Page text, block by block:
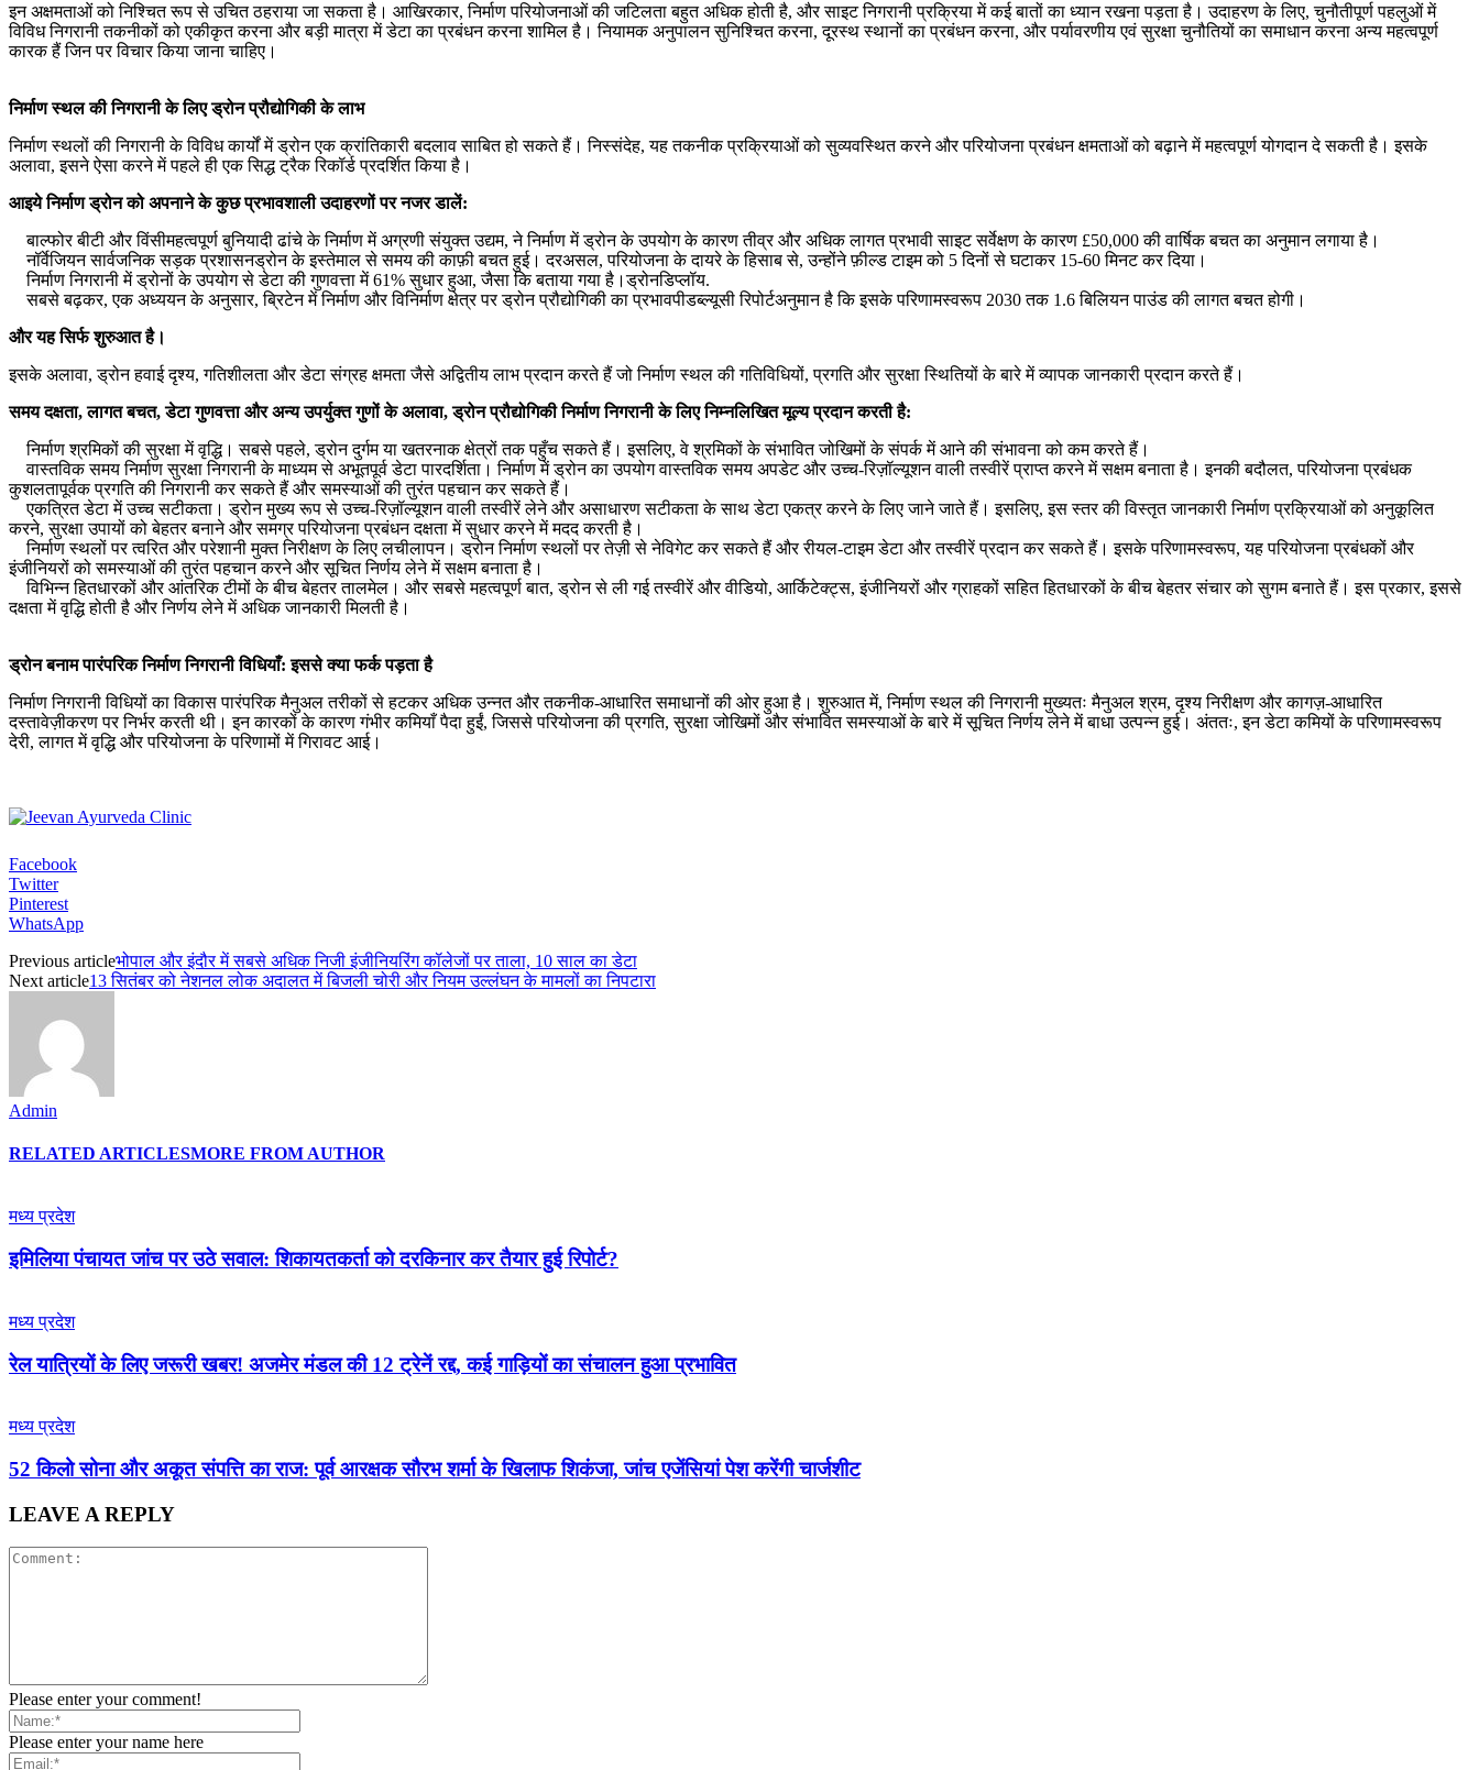
इन अक्षमताओं को निश्चित रूप से उचित ठहराया जा सकता है। आखिरकार, निर्माण परियोजनाओं की जटिलता बहुत अधिक होती है, और साइट निगरानी प्रक्रिया में कई बातों का ध्यान रखना पड़ता है। उदाहरण के लिए, चुनौतीपूर्ण पहलुओं में
विविध निगरानी तकनीकों को एकीकृत करना और बड़ी मात्रा में डेटा का प्रबंधन करना शामिल है। नियामक अनुपालन सुनिश्चित करना, दूरस्थ स्थानों का प्रबंधन करना, और पर्यावरणीय एवं सुरक्षा चुनौतियों का समाधान करना अन्य महत्वपूर्ण
कारक हैं जिन पर विचार किया जाना चाहिए।
निर्माण स्थल की निगरानी के लिए ड्रोन प्रौद्योगिकी के लाभ
निर्माण स्थलों की निगरानी के विविध कार्यों में ड्रोन एक क्रांतिकारी बदलाव साबित हो सकते हैं। निस्संदेह, यह तकनीक प्रक्रियाओं को सुव्यवस्थित करने और परियोजना प्रबंधन क्षमताओं को बढ़ाने में महत्वपूर्ण योगदान दे सकती है। इसके
अलावा, इसने ऐसा करने में पहले ही एक सिद्ध ट्रैक रिकॉर्ड प्रदर्शित किया है।
आइये निर्माण ड्रोन को अपनाने के कुछ प्रभावशाली उदाहरणों पर नजर डालें:
बाल्फोर बीटी और विंसीमहत्वपूर्ण बुनियादी ढांचे के निर्माण में अग्रणी संयुक्त उद्यम, ने निर्माण में ड्रोन के उपयोग के कारण तीव्र और अधिक लागत प्रभावी साइट सर्वेक्षण के कारण £50,000 की वार्षिक बचत का अनुमान लगाया है।
नॉर्वेजियन सार्वजनिक सड़क प्रशासनड्रोन के इस्तेमाल से समय की काफ़ी बचत हुई। दरअसल, परियोजना के दायरे के हिसाब से, उन्होंने फ़ील्ड टाइम को 5 दिनों से घटाकर 15-60 मिनट कर दिया।
निर्माण निगरानी में ड्रोनों के उपयोग से डेटा की गुणवत्ता में 61% सुधार हुआ, जैसा कि बताया गया है।ड्रोनडिप्लॉय.
सबसे बढ़कर, एक अध्ययन के अनुसार, ब्रिटेन में निर्माण और विनिर्माण क्षेत्र पर ड्रोन प्रौद्योगिकी का प्रभावपीडब्ल्यूसी रिपोर्टअनुमान है कि इसके परिणामस्वरूप 2030 तक 1.6 बिलियन पाउंड की लागत बचत होगी।
और यह सिर्फ शुरुआत है।
इसके अलावा, ड्रोन हवाई दृश्य, गतिशीलता और डेटा संग्रह क्षमता जैसे अद्वितीय लाभ प्रदान करते हैं जो निर्माण स्थल की गतिविधियों, प्रगति और सुरक्षा स्थितियों के बारे में व्यापक जानकारी प्रदान करते हैं।
समय दक्षता, लागत बचत, डेटा गुणवत्ता और अन्य उपर्युक्त गुणों के अलावा, ड्रोन प्रौद्योगिकी निर्माण निगरानी के लिए निम्नलिखित मूल्य प्रदान करती है:
निर्माण श्रमिकों की सुरक्षा में वृद्धि। सबसे पहले, ड्रोन दुर्गम या खतरनाक क्षेत्रों तक पहुँच सकते हैं। इसलिए, वे श्रमिकों के संभावित जोखिमों के संपर्क में आने की संभावना को कम करते हैं।
वास्तविक समय निर्माण सुरक्षा निगरानी के माध्यम से अभूतपूर्व डेटा पारदर्शिता। निर्माण में ड्रोन का उपयोग वास्तविक समय अपडेट और उच्च-रिज़ॉल्यूशन वाली तस्वीरें प्राप्त करने में सक्षम बनाता है। इनकी बदौलत, परियोजना प्रबंधक
कुशलतापूर्वक प्रगति की निगरानी कर सकते हैं और समस्याओं की तुरंत पहचान कर सकते हैं।
एकत्रित डेटा में उच्च सटीकता। ड्रोन मुख्य रूप से उच्च-रिज़ॉल्यूशन वाली तस्वीरें लेने और असाधारण सटीकता के साथ डेटा एकत्र करने के लिए जाने जाते हैं। इसलिए, इस स्तर की विस्तृत जानकारी निर्माण प्रक्रियाओं को अनुकूलित
करने, सुरक्षा उपायों को बेहतर बनाने और समग्र परियोजना प्रबंधन दक्षता में सुधार करने में मदद करती है।
निर्माण स्थलों पर त्वरित और परेशानी मुक्त निरीक्षण के लिए लचीलापन। ड्रोन निर्माण स्थलों पर तेज़ी से नेविगेट कर सकते हैं और रीयल-टाइम डेटा और तस्वीरें प्रदान कर सकते हैं। इसके परिणामस्वरूप, यह परियोजना प्रबंधकों और
इंजीनियरों को समस्याओं की तुरंत पहचान करने और सूचित निर्णय लेने में सक्षम बनाता है।
विभिन्न हितधारकों और आंतरिक टीमों के बीच बेहतर तालमेल। और सबसे महत्वपूर्ण बात, ड्रोन से ली गई तस्वीरें और वीडियो, आर्किटेक्ट्स, इंजीनियरों और ग्राहकों सहित हितधारकों के बीच बेहतर संचार को सुगम बनाते हैं। इस प्रकार, इससे
दक्षता में वृद्धि होती है और निर्णय लेने में अधिक जानकारी मिलती है।
ड्रोन बनाम पारंपरिक निर्माण निगरानी विधियाँ: इससे क्या फर्क पड़ता है
निर्माण निगरानी विधियों का विकास पारंपरिक मैनुअल तरीकों से हटकर अधिक उन्नत और तकनीक-आधारित समाधानों की ओर हुआ है। शुरुआत में, निर्माण स्थल की निगरानी मुख्यतः मैनुअल श्रम, दृश्य निरीक्षण और कागज़-आधारित
दस्तावेज़ीकरण पर निर्भर करती थी। इन कारकों के कारण गंभीर कमियाँ पैदा हुईं, जिससे परियोजना की प्रगति, सुरक्षा जोखिमों और संभावित समस्याओं के बारे में सूचित निर्णय लेने में बाधा उत्पन्न हुई। अंततः, इन डेटा कमियों के परिणामस्वरूप
देरी, लागत में वृद्धि और परियोजना के परिणामों में गिरावट आई।
Facebook
Twitter
Pinterest
WhatsApp
Previous articleभोपाल और इंदौर में सबसे अधिक निजी इंजीनियरिंग कॉलेजों पर ताला, 10 साल का डेटा
Next article13 सितंबर को नेशनल लोक अदालत में बिजली चोरी और नियम उल्लंघन के मामलों का निपटारा
Admin
RELATED ARTICLESMORE FROM AUTHOR
मध्य प्रदेश
इमिलिया पंचायत जांच पर उठे सवाल: शिकायतकर्ता को दरकिनार कर तैयार हुई रिपोर्ट?
मध्य प्रदेश
रेल यात्रियों के लिए जरूरी खबर! अजमेर मंडल की 12 ट्रेनें रद्द, कई गाड़ियों का संचालन हुआ प्रभावित
मध्य प्रदेश
52 किलो सोना और अकूत संपत्ति का राज: पूर्व आरक्षक सौरभ शर्मा के खिलाफ शिकंजा, जांच एजेंसियां पेश करेंगी चार्जशीट
LEAVE A REPLY
Please enter your comment!
Please enter your name here